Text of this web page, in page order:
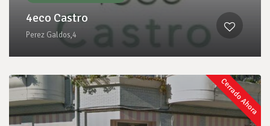
4eco Castro
Perez Galdos,4
Cerrado Ahora